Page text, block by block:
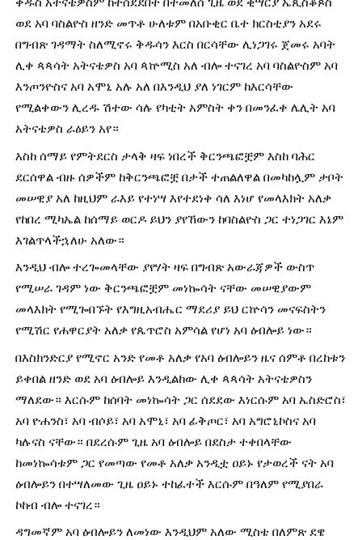
ወደ አባ ባስልዮስ ዘንድ መጥቶ ሁለቱም በአቡቂር ቤተ ክርስቲያን አደሩ
በግብጽ ገዳማት ስለሚኖሩ ቅዱሳን እርስ በርሳቸው ሊነጋገሩ ጀመሩ አባት
ሊቀ ጳጳሳት አትናቴዎስ አባ ጳኵሚስ አለ ብሎ ተናገረ አባ ባስልዮስም አባ
እንጦንዮስና አባ አሞኒ አሉ አለ በእንዲህ ያለ ነገርም ከእርሳቸው
የሚልቀውን ሊረዱ ሽተው ሳሉ የካቲት አምስት ቀን በመንፈቀ ሌሊት አባ
አትናቴዎስ ራዕይን አየ።
እስከ ሰማይ የምትደርስ ታላቅ ዛፍ ነበረች ቅርንጫፎቿም እስከ ባሕር
ደርሰዋል ብዙ ሰዎችም ከቅርንጫፎቿ በታች ተጠልለዋል በመካከሏም ታቦት
መሠዊያ አለ ከዚህም ራእይ የተነሣ እየተደነቀ ሳለ እነሆ የመላእክት አለቃ
የከበረ ሚካኤል ከሰማይ ወርዶ ይህን ያየኸውን ከባስልዮስ ጋር ተነጋገር እኔም
እገልጥላችኋለሁ አለው።
እንዲህ ብሎ ተረጐመላቸው ያየሃት ዛፍ በግብጽ አውራጃዎች ውስጥ
የሚሠራ ገዳም ነው ቅርንጫፎቿም መነኰሳት ናቸው መሠዊያውም
መላእክት የሚጐበኙት የእግዚአብሔር ማደሪያ ይህ ርኵሳን መናፍስትን
የሚሽር የሐዋርያት አለቃ የጴጥሮስ አምሳል የሆነ አባ ዕብሎይ ነው።
በእስክንድርያ የሚኖር አንድ የመቶ አለቃ የአባ ዕብሎይን ዜና ሰምቶ በረከቱን
ይቀበል ዘንድ ወደ አባ ዕብሎይ እንዲልከው ሊቀ ጳጳሳት አትናቴዎስን
ማለደው። እርሱም ከሰባት መነኰሳት ጋር ሰደደው እነርሱም አባ ኤስድሮስ፣
አባ ዮሐንስ፣ አባ ብሶይ፣ አባ አሞኒ፣ አባ ፊቅጦር፣ አባ አግሮኒኮስና አባ
ካሉናስ ናቸው። በደረሱም ጊዜ አባ ዕብሎይ በደስታ ተቀበላቸው
ከመነኰሳቱም ጋር የመጣው የመቶ አለቃ አንዲቷ ዐይኑ የታወረች ናት አባ
ዕብሎይን በተሣለመው ጊዜ ዐይኑ ተከፈተች እርሱም በዓለም የሚያበራ
ኮከብ ብሎ ተናገረ።
ዳግመኛም አባ ዕብሎይን ለመነው እንዲህም አለው ሚስቴ በለምጽ ደዌ